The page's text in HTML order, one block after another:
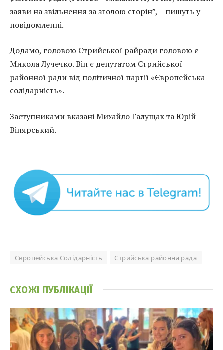
заяви на звільнення за згодою сторін”, – пишуть у
повідомленні.
Додамо, головою Стрийської райради головою є
Микола Лучечко. Він є депутатом Стрийської
районної ради від політичної партії «Європейська
солідарність».
Заступниками вказані Михайло Галущак та Юрій
Вінярський.
Європейська Солідарність Стрийська районна рада
СХОЖІ ПУБЛІКАЦІЇ